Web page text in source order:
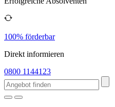
100% förderbar
Direkt informieren
0800 1144123